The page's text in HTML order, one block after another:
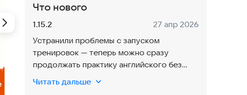
Что нового
Версия:
1.15.2 Дата:
27 апр 2026
Устранили проблемы с запуском
тренировок — теперь можно сразу
продолжать практику английского без
сбоев.
Читать дальше